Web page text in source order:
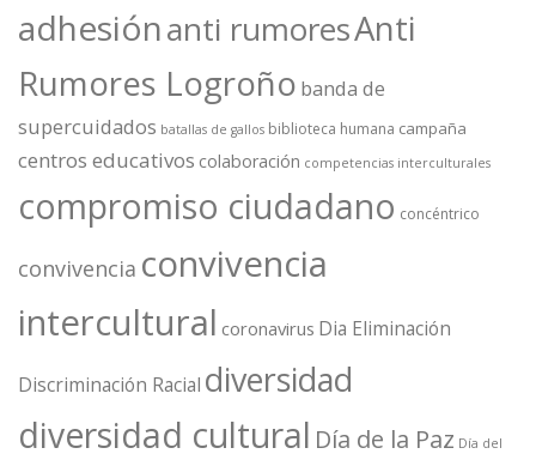
adhesiónanti rumoresAnti
Rumores Logroño banda de
supercuidados batallas de gallos biblioteca humana campaña
centros educativos colaboración competencias interculturales
compromiso ciudadano concéntrico
convivencia convivencia
intercultural coronavirus Dia Eliminación
Discriminación Racial diversidad
diversidad cultural Día de la Paz Día del